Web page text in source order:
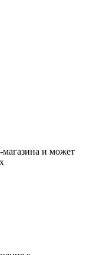
магазина и может